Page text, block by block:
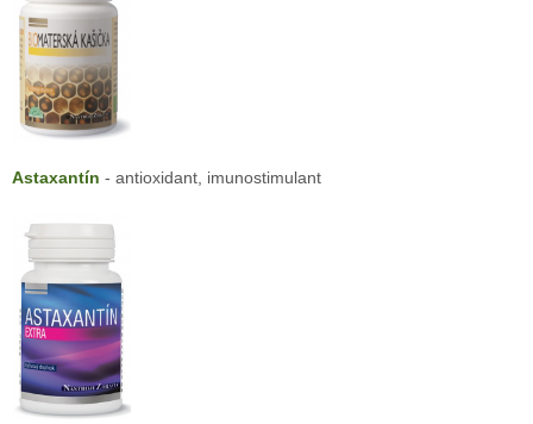
Astaxantín - antioxidant, imunostimulant